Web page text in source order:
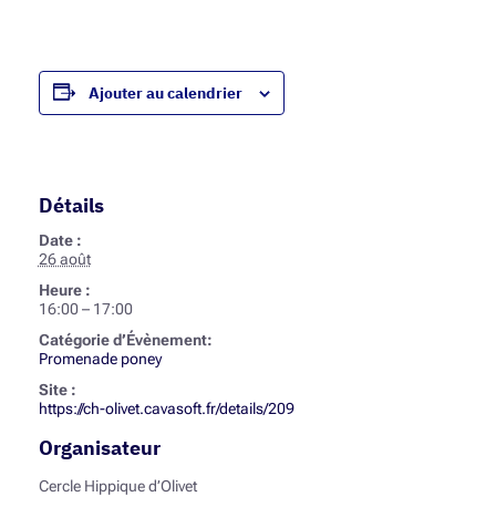
Ajouter au calendrier
Détails
Date :
26 août
Heure :
16:00 – 17:00
Catégorie d’Évènement:
Promenade poney
Site :
https://ch-olivet.cavasoft.fr/details/209
Organisateur
Cercle Hippique d’Olivet